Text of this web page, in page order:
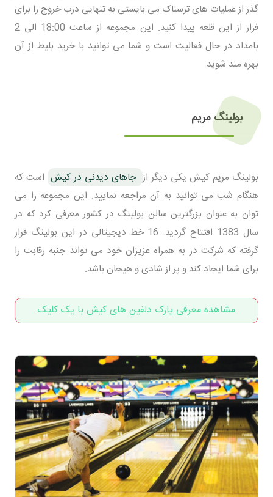
گذر از عملیات های ترسناک می بایستی به تنهایی درب خروج را برای
فرار از این قلعه پیدا کنید. این مجموعه از ساعت 18:00 الی 2
بامداد در حال فعالیت است و شما می توانید با خرید بلیط از آن
بهره مند شوید.
بولینگ مریم
بولینگ مریم کیش یکی دیگر از جاهای دیدنی در کیش است که
هنگام شب می توانید به آن مراجعه نمایید. این مجموعه را می
توان به عنوان بزرگترین سالن بولینگ در کشور معرفی کرد که در
سال 1383 افتتاح گردید. 16 خط دیجیتالی در این بولینگ قرار
گرفته که شرکت در به همراه عزیزان خود می تواند جنبه رقابت را
برای شما ایجاد کند و پر از شادی و هیجان باشد.
مشاهده معرفی پارک دلفین های کیش با یک کلیک